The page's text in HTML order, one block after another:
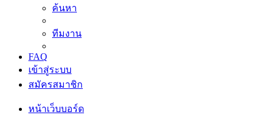
ค้นหา
ทีมงาน
FAQ
เข้าสู่ระบบ
สมัครสมาชิก
หน้าเว็บบอร์ด